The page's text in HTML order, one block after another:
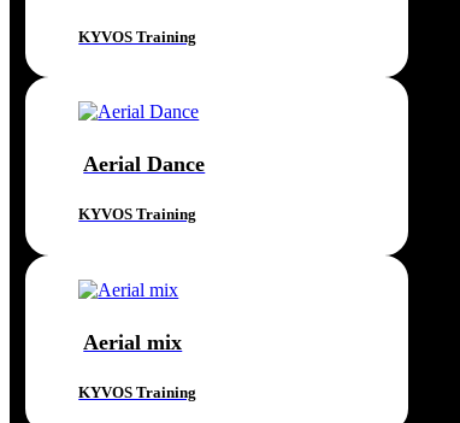
KYVOS Training
Aerial Dance
KYVOS Training
Aerial mix
KYVOS Training